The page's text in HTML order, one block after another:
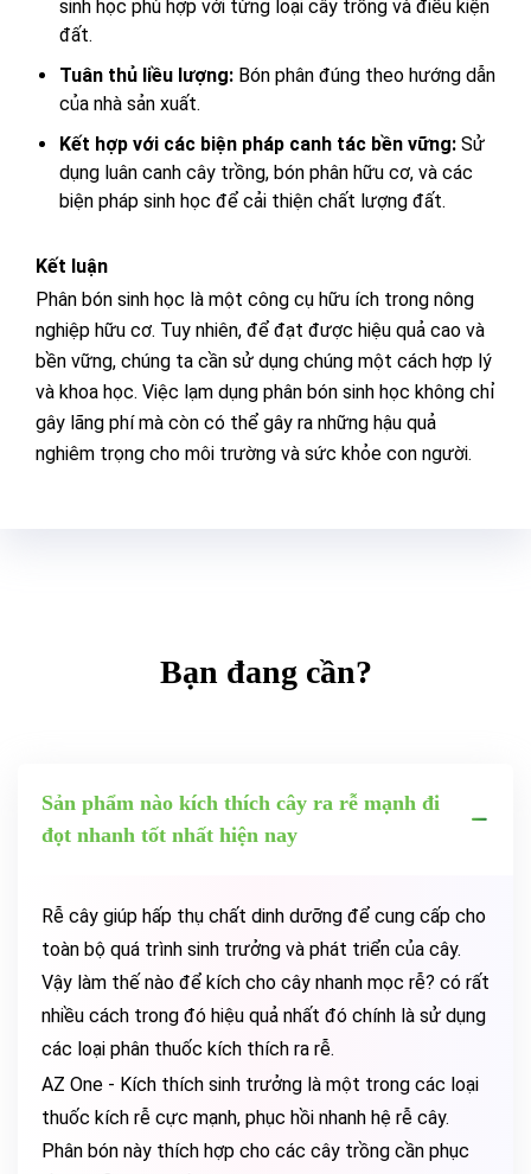
sinh học phù hợp với từng loại cây trồng và điều kiện
đất.
Tuân thủ liều lượng: Bón phân đúng theo hướng dẫn
của nhà sản xuất.
Kết hợp với các biện pháp canh tác bền vững: Sử
dụng luân canh cây trồng, bón phân hữu cơ, và các
biện pháp sinh học để cải thiện chất lượng đất.
Kết luận
Phân bón sinh học là một công cụ hữu ích trong nông
nghiệp hữu cơ. Tuy nhiên, để đạt được hiệu quả cao và
bền vững, chúng ta cần sử dụng chúng một cách hợp lý
và khoa học. Việc lạm dụng phân bón sinh học không chỉ
gây lãng phí mà còn có thể gây ra những hậu quả
nghiêm trọng cho môi trường và sức khỏe con người.
Bạn đang cần?
Sản phẩm nào kích thích cây ra rễ mạnh đi
đọt nhanh tốt nhất hiện nay
Rễ cây giúp hấp thụ chất dinh dưỡng để cung cấp cho
toàn bộ quá trình sinh trưởng và phát triển của cây.
Vậy làm thế nào để kích cho cây nhanh mọc rễ? có rất
nhiều cách trong đó hiệu quả nhất đó chính là sử dụng
các loại phân thuốc kích thích ra rễ.
AZ One - Kích thích sinh trưởng là một trong các loại
thuốc kích rễ cực mạnh, phục hồi nhanh hệ rễ cây.
Phân bón này thích hợp cho các cây trồng cần phục